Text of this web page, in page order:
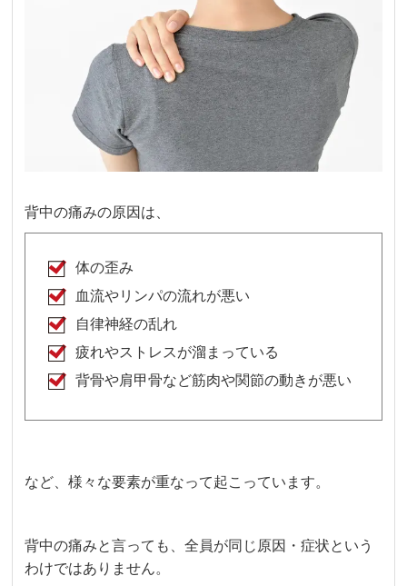
背中の痛みの原因は、
体の歪み
血流やリンパの流れが悪い
自律神経の乱れ
疲れやストレスが溜まっている
背骨や肩甲骨など筋肉や関節の動きが悪い
など、様々な要素が重なって起こっています。
背中の痛みと言っても、全員が同じ原因・症状という
わけではありません。